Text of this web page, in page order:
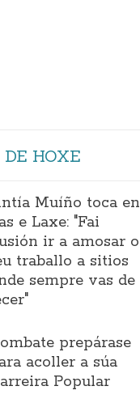
DE HOXE
Muíño toca en
e Laxe: "Fai
ir a amosar o
traballo a sitios
sempre vas de
prepárase
acoller a súa
Popular